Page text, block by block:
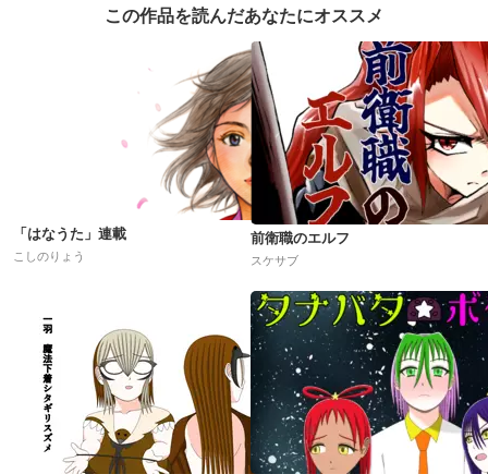
この作品を読んだあなたにオススメ
「はなうた」連載
こしのりょう
前衛職のエルフ
スケサブ